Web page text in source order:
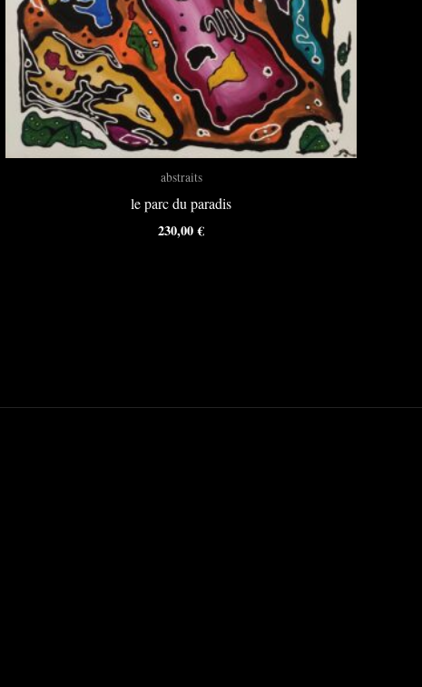
abstraits
le parc du paradis
230,00€